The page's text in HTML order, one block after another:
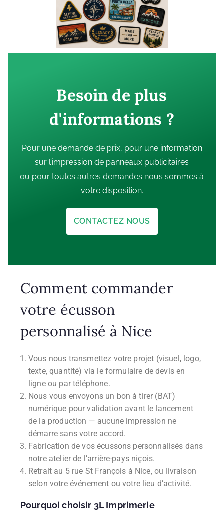
Besoin de plus
d'informations ?
Pour une demande de prix, pour une information
sur l’impression de panneaux publicitaires
ou pour toutes autres demandes nous sommes à
votre disposition.
CONTACTEZ NOUS
Comment commander
votre écusson
personnalisé à Nice
Vous nous transmettez votre projet (visuel, logo,
texte, quantité) via le formulaire de devis en
ligne ou par téléphone.
Nous vous envoyons un bon à tirer (BAT)
numérique pour validation avant le lancement
de la production — aucune impression ne
démarre sans votre accord.
Fabrication de vos écussons personnalisés dans
notre atelier de l’arrière-pays niçois.
Retrait au 5 rue St François à Nice, ou livraison
selon votre événement ou votre lieu d’activité.
Pourquoi choisir 3L Imprimerie